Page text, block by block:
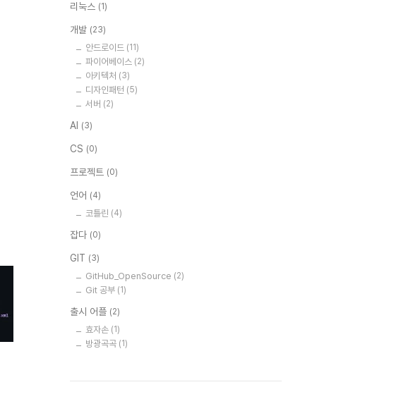
리눅스 (1)
개발 (23)
안드로이드 (11)
파이어베이스 (2)
아키텍처 (3)
디자인패턴 (5)
서버 (2)
AI (3)
CS (0)
프로젝트 (0)
언어 (4)
코틀린 (4)
잡다 (0)
GIT (3)
GitHub_OpenSource (2)
Git 공부 (1)
출시 어플 (2)
효자손 (1)
방광곡곡 (1)